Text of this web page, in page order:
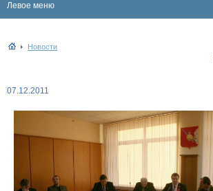
Левое меню
Новости
07.12.2011